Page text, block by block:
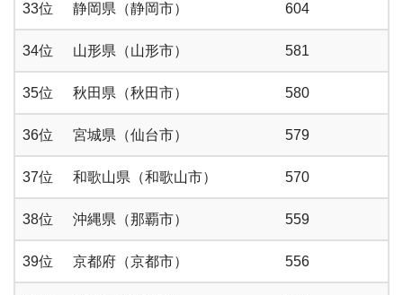
33位 静岡県（静岡市） 604
34位 山形県（山形市） 581
35位 秋田県（秋田市） 580
36位 宮城県（仙台市） 579
37位 和歌山県（和歌山市） 570
38位 沖縄県（那覇市） 559
39位 京都府（京都市） 556